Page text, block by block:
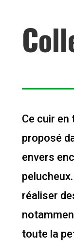
Ce cuir en
proposé
envers
réaliser
toute la